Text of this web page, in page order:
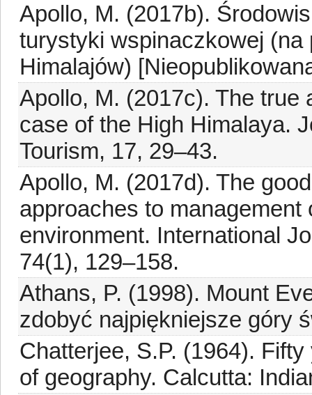
Apollo, M. (2017b).
turystyki wspinaczkowej (na
Himalajów)
Apollo, M. (2017c). The true
case of the High Himalaya.
Tourism, 17, 29–43.
Apollo, M. (2017d). The
approaches to
environment. International
74(1), 129–158.
Athans, P. (1998). Mount
zdobyć najpiękniejsze góry
Chatterjee, S.P. (1964).
of geography. Calcutta: